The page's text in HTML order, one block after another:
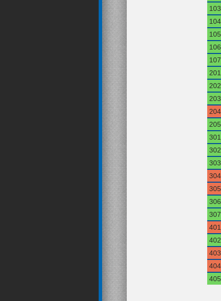
103
104
105
106
107
201
202
203
204
205
301
302
303
304
305
306
307
401
402
403
404
405